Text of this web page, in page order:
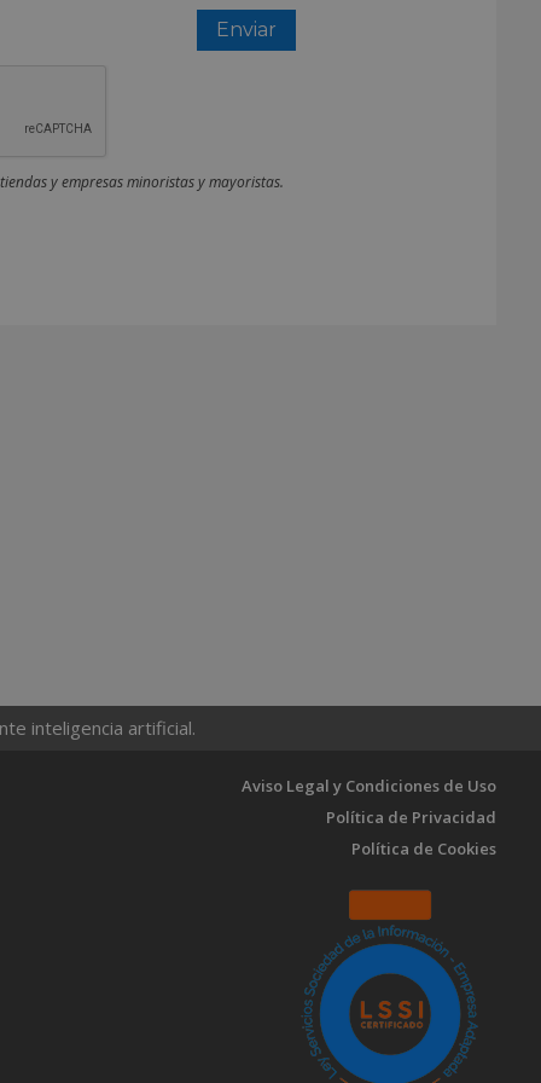
y empresas minoristas y mayoristas.
inteligencia artificial.
Aviso Legal y Condiciones de Uso
Política de Privacidad
Política de Cookies